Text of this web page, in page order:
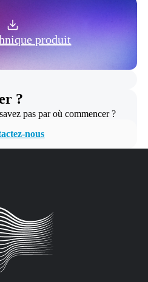
produit
?
pas par où commencer ?
nous